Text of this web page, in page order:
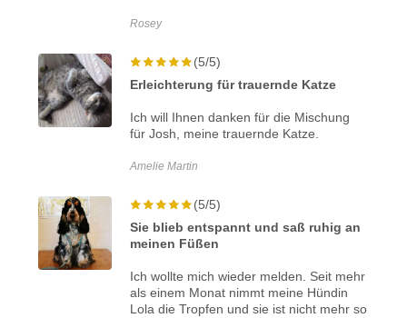
Rosey
(5/5)
Erleichterung für trauernde Katze
Ich will Ihnen danken für die Mischung
für Josh, meine trauernde Katze.
Amelie Martin
(5/5)
Sie blieb entspannt und saß ruhig an
meinen Füßen
Ich wollte mich wieder melden. Seit mehr
als einem Monat nimmt meine Hündin
Lola die Tropfen und sie ist nicht mehr so